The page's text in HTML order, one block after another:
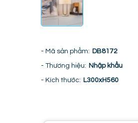
- Mã sản phẩm: DB8172
- Thương hiệu: Nhập khẩu
- Kích thước: L300xH560